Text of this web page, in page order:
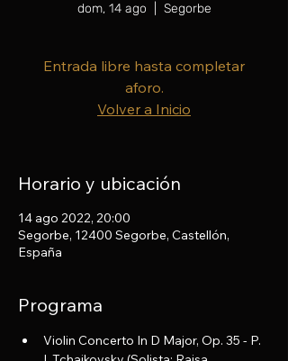
dom, 14 ago Segorbe
Entrada libre hasta completar
aforo.
Volver a Inicio
Horario y ubicación
14 ago 2022, 20:00
Segorbe, 12400 Segorbe, Castellón,
España
Programa
Violin Concerto In D Major, Op. 35 - P.